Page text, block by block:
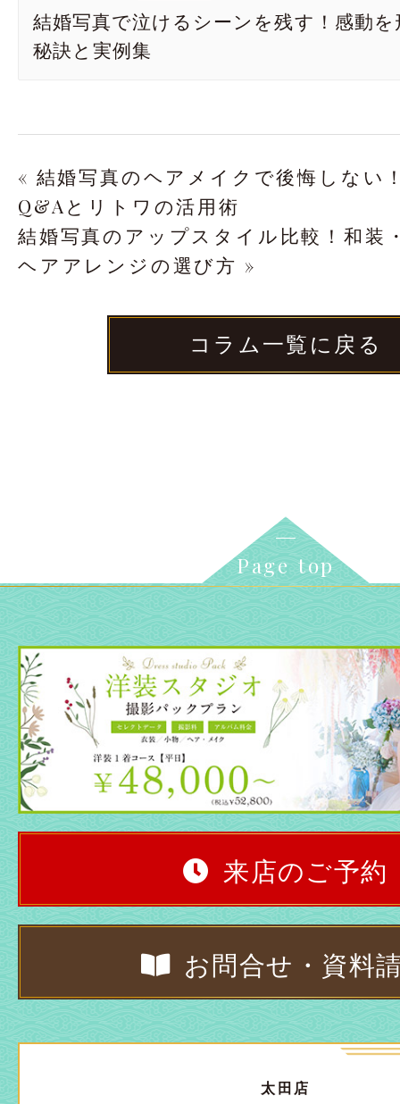
結婚写真で泣けるシーンを残す！感動
秘訣と実例集
« 結婚写真のヘアメイクで後悔しない
Q&Aとリトワの活用術
結婚写真のアップスタイル比較！和装
ヘアアレンジの選び方 »
コラム一覧に戻る
Page top
来店のご予約
お問合せ・資料
太田店